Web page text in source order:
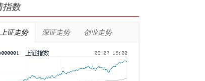
指数
上证走势 深证走势 创业走势